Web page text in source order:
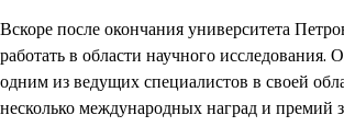
Вскоре после окончания университета
работать в области научного исследования.
одним из ведущих специалистов в своей
несколько международных наград и премий